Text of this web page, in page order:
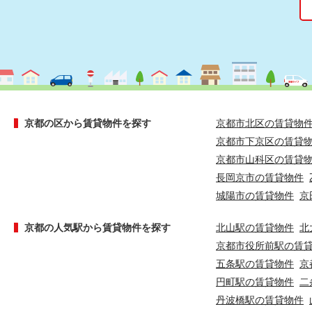
京都の区から賃貸物件を探す
京都市北区の賃貸物
京都市下京区の賃貸
京都市山科区の賃貸
長岡京市の賃貸物件
城陽市の賃貸物件 京
京都の人気駅から賃貸物件を探す 北山駅の賃貸物件 北
京都市役所前駅の賃
五条駅の賃貸物件 京
円町駅の賃貸物件
丹波橋駅の賃貸物件